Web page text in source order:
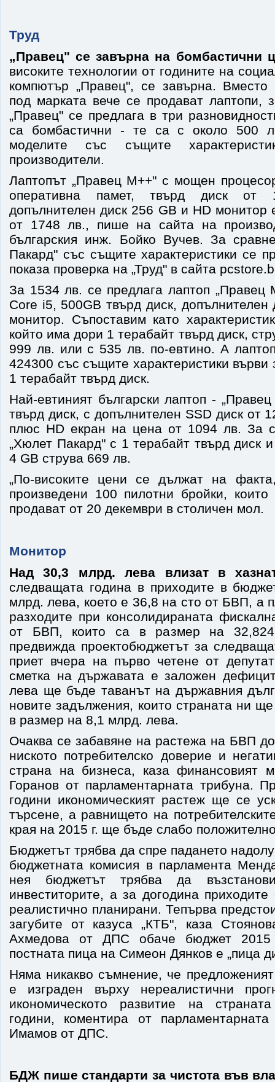
Труд
„Правец" се завърна на бомбастични
високите технологии от годините на
компютър „Правец", се завърна. Вместо
под марката вече се продават лаптопи,
„Правец" се предлага в три
са бомбастични - те са с около 500
моделите със същите
производители.
Лаптопът „Правец М++" с мощен
оперативна памет, твърд диск от
допълнителен диск 256 GB и HD монитор
от 1748 лв., пише на сайта на
българския инж. Бойко Вучев. За
Пакард" със същите характеристики се
показа проверка на „Труд" в сайта
За 1534 лв. се предлага лаптоп
Core i5, 500GB твърд диск, допълнителен
монитор. Съпоставим като
който има дори 1 терабайт твърд диск,
999 лв. или с 535 лв. по-евтино. А
424300 със същите характеристики върви
1 терабайт твърд диск.
Най-евтиният български лаптоп -
твърд диск, с допълнителен SSD диск от
плюс HD екран на цена от 1094 лв. За
„Хюлет Пакард" с 1 терабайт твърд диск
4 GВ струва 669 лв.
„По-високите цени се дължат на
произведени 100 пилотни бройки,
продават от 20 декември в столичен мол.
Монитор
Над 30,3 млрд. лева влизат в
следващата година в приходите в
млрд. лева, което е 36,8 на сто от БВП, а
разходите при консолидираната
от БВП, които са в размер на
предвижда проектобюджетът за
приет вчера на първо четене от
сметка на държавата е заложен
лева ще бъде таванът на държавния
новите задължения, които страната ни
в размер на 8,1 млрд. лева.
Очаква се забавяне на растежа на БВП
ниското потребителско доверие и
страна на бизнеса, каза финансовият
Горанов от парламентарната трибуна.
години икономическият растеж ще се
търсене, а равнището на
края на 2015 г. ще бъде слабо
Бюджетът трябва да спре падането
бюджетната комисия в парламента
нея бюджетът трябва да
инвеститорите, а за догодина
реалистично планирани. Тепърва
загубите от казуса „КТБ", каза
Ахмедова от ДПС обаче бюджет 2015
постната пица на Симеон Дянков е „пица
Няма никакво съмнение, че
е изграден върху нереалистични
икономическото развитие на
години, коментира от
Имамов от ДПС.
БДЖ пише стандарти за чистота във